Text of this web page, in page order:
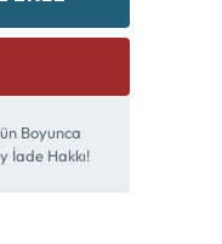
Boyunca
İade Hakkı!